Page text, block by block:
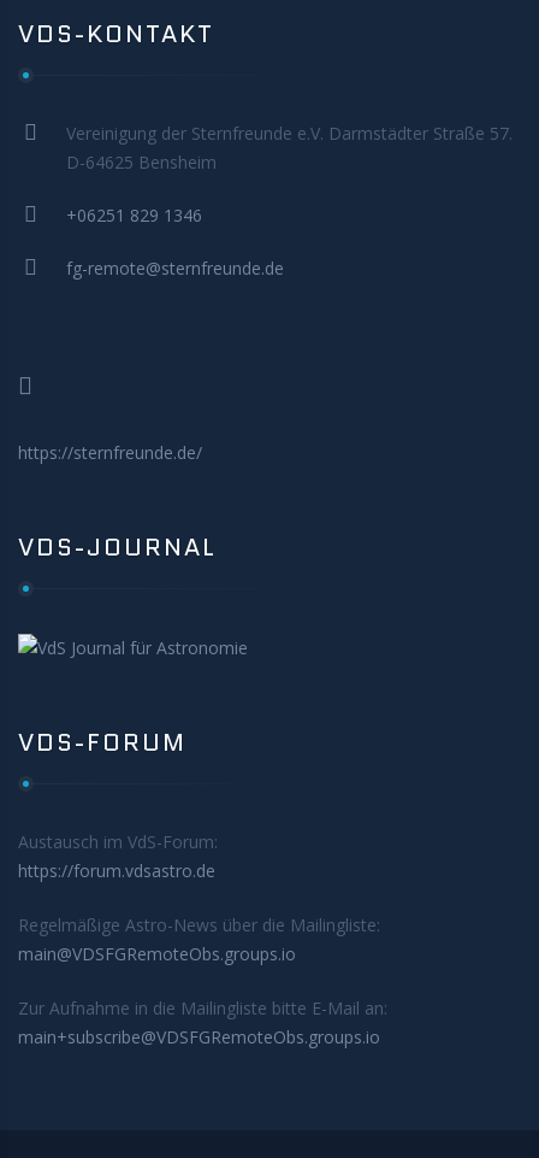
VDS-KONTAKT
Vereinigung der Sternfreunde e.V. Darmstädter Straße 57.
D-64625 Bensheim
+06251 829 1346
fg-remote@sternfreunde.de
https://sternfreunde.de/
VDS-JOURNAL
VDS-FORUM
Austausch im VdS-Forum:
https://forum.vdsastro.de
Regelmäßige Astro-News über die Mailingliste:
main@VDSFGRemoteObs.groups.io
Zur Aufnahme in die Mailingliste bitte E-Mail an:
main+subscribe@VDSFGRemoteObs.groups.io